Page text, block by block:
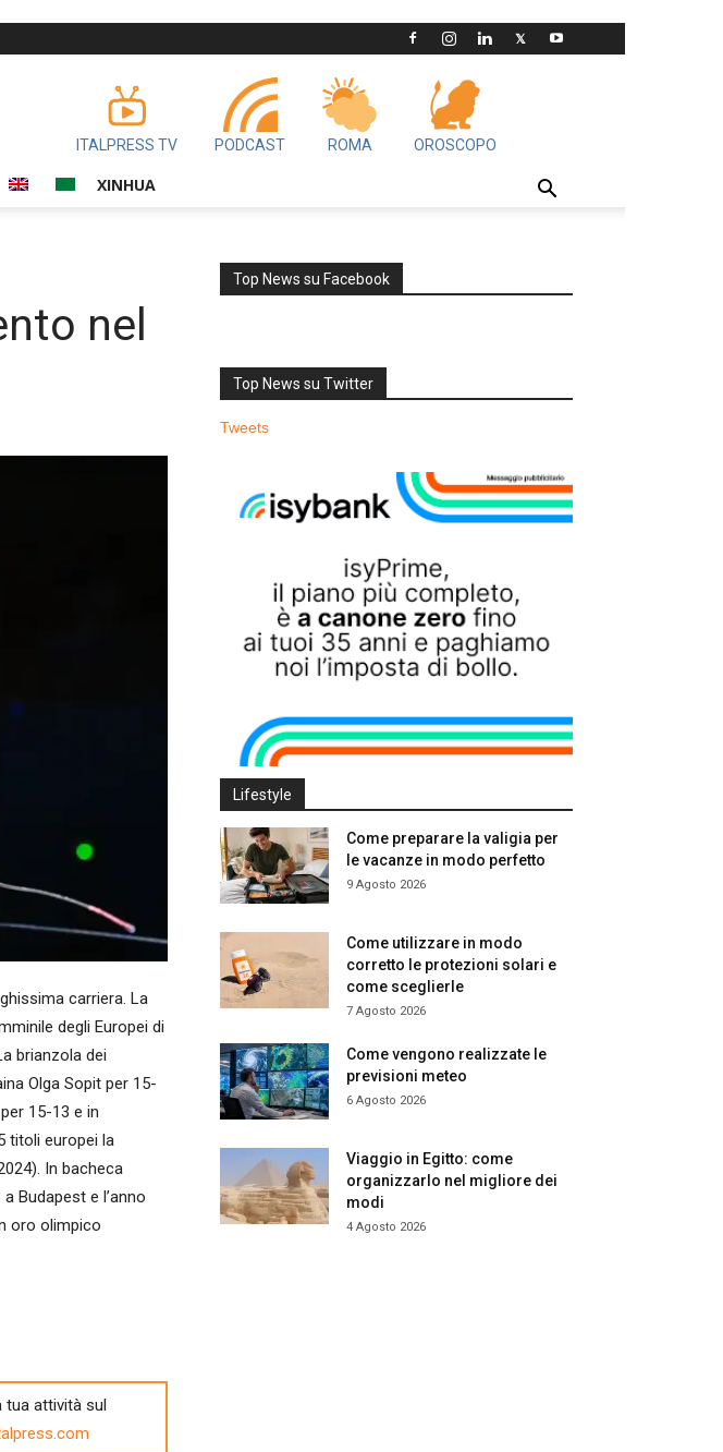
ITALPRESS TV PODCAST ROMA OROSCOPO
XINHUA
nel
carriera. La
degli Europei di
brianzola dei
Olga Sopit per 15-
15-13 e in
titoli europei la
In bacheca
Budapest e l’anno
oro olimpico
tua attività sul
Top News su Facebook
Top News su Twitter
Tweets
Lifestyle
Come preparare la valigia per
le vacanze in modo perfetto
9 Agosto 2026
Come utilizzare in modo
corretto le protezioni solari e
come sceglierle
7 Agosto 2026
Come vengono realizzate le
previsioni meteo
6 Agosto 2026
Viaggio in Egitto: come
organizzarlo nel migliore dei
modi
4 Agosto 2026